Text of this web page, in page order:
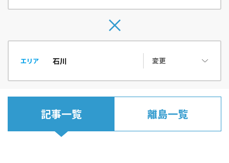
エリア 変更
記事一覧 離島一覧